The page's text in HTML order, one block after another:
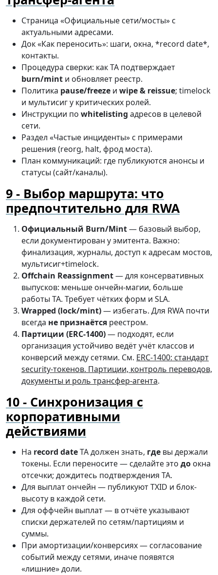
Страница «Официальные сети/мосты» с
актуальными адресами.
Док «Как переносить»: шаги, окна, *record date*,
контакты.
Процедура сверки: как TA подтверждает
burn/mint и обновляет реестр.
Политика pause/freeze и wipe & reissue; timelock
и мультисиг у критических ролей.
Инструкции по whitelisting адресов в целевой
сети.
Раздел «Частые инциденты» с примерами
решения (reorg, halt, фрод моста).
План коммуникаций: где публикуются анонсы и
статусы (сайт/каналы).
Выбор маршрута: что
предпочтительно для RWA
Официальный Burn/Mint— базовый выбор,
если документирован у эмитента. Важно:
финализация, журналы, доступ к адресам мостов,
мультисиг+timelock.
Offchain Reassignment— для консервативных
выпусков: меньше ончейн-магии, больше
работы TA. Требует чётких форм и SLA.
Wrapped (lock/mint)— избегать. Для RWA почти
всегда не признаётся реестром.
Партиции (ERC-1400)— подходят, если
организация устойчиво ведёт учёт классов и
конверсий между сетями. См. ERC-1400: стандарт
security-токенов. Партиции, контроль переводов,
документы и роль трансфер-агента.
Синхронизация с
корпоративными
действиями
На record dateTA должен знать, где вы держали
токены. Если переносите — сделайте это до окна
отсечки; дождитесь подтверждения TA.
Для выплат ончейн — публикуют TXID и блок-
высоту в каждой сети.
Для оффчейн выплат — в отчёте указывают
списки держателей по сетям/партициям и
суммы.
При амортизации/конверсиях — согласование
событий между сетями, иначе появятся
«лишние» доли.